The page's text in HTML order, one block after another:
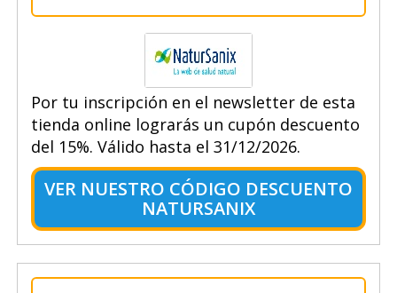
Por tu inscripción en el newsletter de esta
tienda online lograrás un cupón descuento
del 15%. Válido hasta el 31/12/2026.
VER NUESTRO CÓDIGO DESCUENTO
NATURSANIX